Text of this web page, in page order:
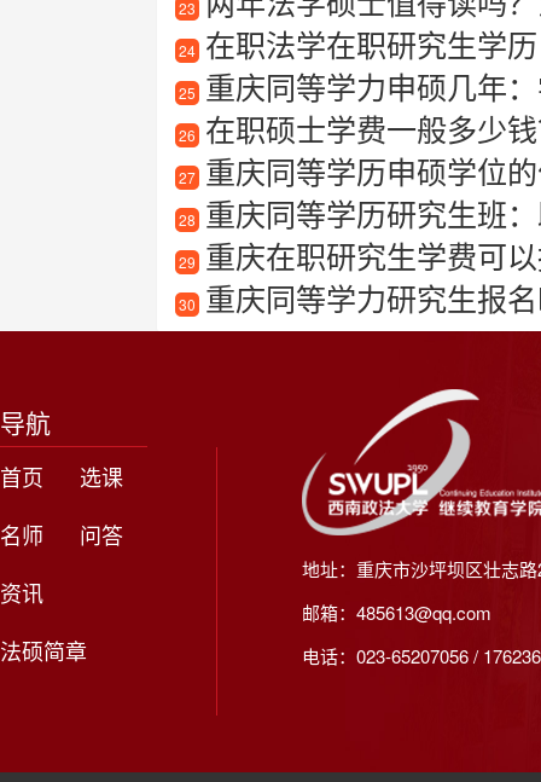
23
24 在职法学在职研究生学历
25 重庆同等学力申硕几年
26 在职硕士学费一般多少
27 重庆同等学历申硕学位
28 重庆同等学历研究生班
29 重庆在职研究生学费可
30 重庆同等学力研究生报
导航
首页
选课
名师
问答
资讯
法硕简章
地址：重庆市沙坪坝区壮志
邮箱：485613@qq.com
电话：023-65207056 /